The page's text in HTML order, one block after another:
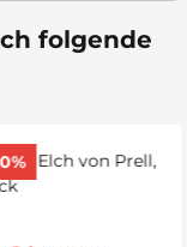
folgende